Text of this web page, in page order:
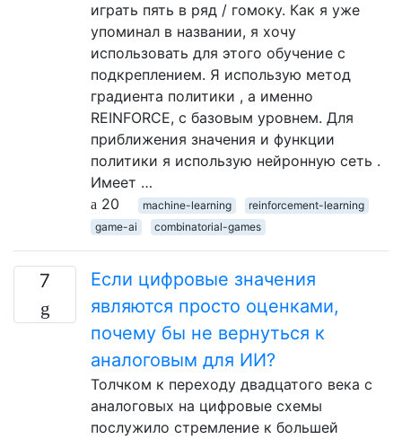
играть пять в ряд / гомоку. Как я уже
упоминал в названии, я хочу
использовать для этого обучение с
подкреплением. Я использую метод
градиента политики , а именно
REINFORCE, с базовым уровнем. Для
приближения значения и функции
политики я использую нейронную сеть .
Имеет …
20
machine-learning
reinforcement-learning
game-ai
combinatorial-games
7
Если цифровые значения
являются просто оценками,
почему бы не вернуться к
аналоговым для ИИ?
Толчком к переходу двадцатого века с
аналоговых на цифровые схемы
послужило стремление к большей